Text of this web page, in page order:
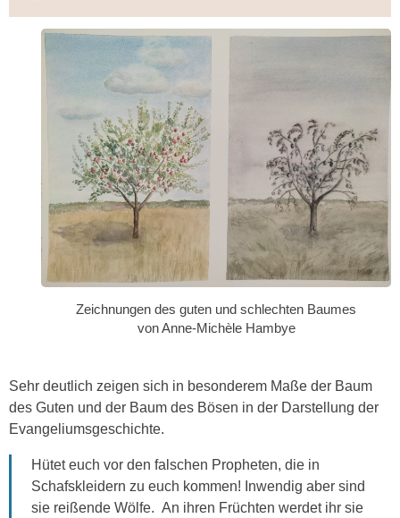
Zeichnungen des guten und schlechten Baumes
von Anne-Michèle Hambye
Sehr deutlich zeigen sich in besonderem Maße der Baum
des Guten und der Baum des Bösen in der Darstellung der
Evangeliumsgeschichte.
Hütet euch vor den falschen Propheten, die in
Schafskleidern zu euch kommen! Inwendig aber sind
sie reißende Wölfe. An ihren Früchten werdet ihr sie